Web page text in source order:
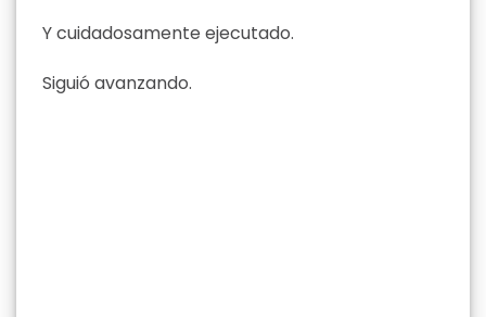
Y cuidadosamente ejecutado.
Siguió avanzando.